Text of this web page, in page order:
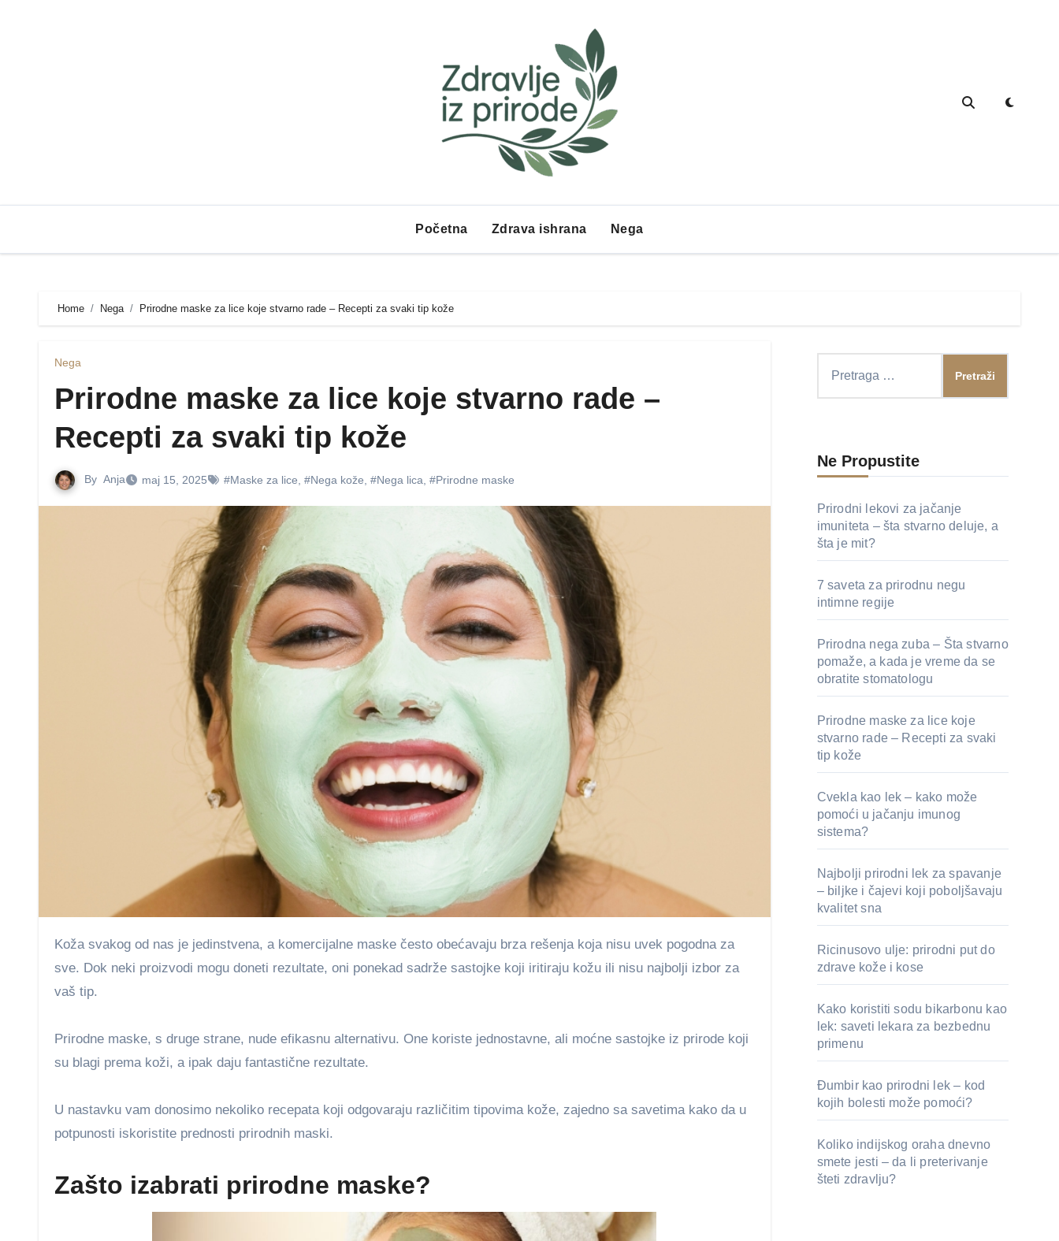
Početna Zdrava ishrana Nega
Home Nega Prirodne maske za lice koje stvarno rade – Recepti za svaki tip kože
Nega
Prirodne maske za lice koje stvarno rade –
Recepti za svaki tip kože
By Anja maj 15, 2025 #Maske za lice #Nega kože #Nega lica #Prirodne maske
Koža svakog od nas je jedinstvena, a komercijalne maske često obećavaju brza rešenja koja nisu uvek pogodna za
sve. Dok neki proizvodi mogu doneti rezultate, oni ponekad sadrže sastojke koji iritiraju kožu ili nisu najbolji izbor za
vaš tip.
Prirodne maske, s druge strane, nude efikasnu alternativu. One koriste jednostavne, ali moćne sastojke iz prirode koji
su blagi prema koži, a ipak daju fantastične rezultate.
U nastavku vam donosimo nekoliko recepata koji odgovaraju različitim tipovima kože, zajedno sa savetima kako da u
potpunosti iskoristite prednosti prirodnih maski.
Zašto izabrati prirodne maske?
Ne Propustite
Prirodni lekovi za jačanje
imuniteta – šta stvarno deluje, a
šta je mit?
7 saveta za prirodnu negu
intimne regije
Prirodna nega zuba – Šta stvarno
pomaže, a kada je vreme da se
obratite stomatologu
Prirodne maske za lice koje
stvarno rade – Recepti za svaki
tip kože
Cvekla kao lek – kako može
pomoći u jačanju imunog
sistema?
Najbolji prirodni lek za spavanje
– biljke i čajevi koji poboljšavaju
kvalitet sna
Ricinusovo ulje: prirodni put do
zdrave kože i kose
Kako koristiti sodu bikarbonu kao
lek: saveti lekara za bezbednu
primenu
Đumbir kao prirodni lek – kod
kojih bolesti može pomoći?
Koliko indijskog oraha dnevno
smete jesti – da li preterivanje
šteti zdravlju?